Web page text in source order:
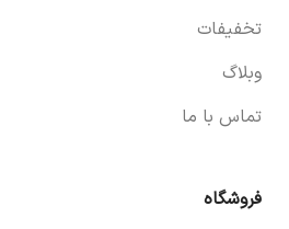
تخفیفات
وبلاگ
تماس با ما
فروشگاه